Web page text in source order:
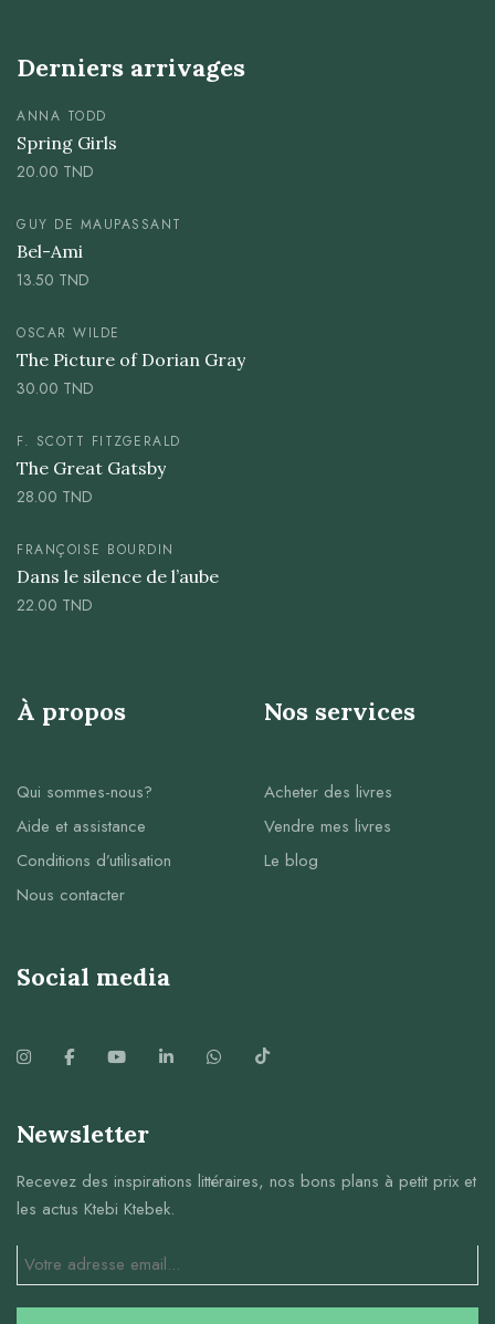
Derniers arrivages
ANNA TODD
Spring Girls
20.00 TND
GUY DE MAUPASSANT
Bel-Ami
13.50 TND
OSCAR WILDE
The Picture of Dorian Gray
30.00 TND
F. SCOTT FITZGERALD
The Great Gatsby
28.00 TND
FRANÇOISE BOURDIN
Dans le silence de l’aube
22.00 TND
À propos
Qui sommes-nous?
Aide et assistance
Conditions d’utilisation
Nous contacter
Nos services
Acheter des livres
Vendre mes livres
Le blog
Social media
Newsletter
Recevez des inspirations littéraires, nos bons plans à petit prix et
les actus Ktebi Ktebek.